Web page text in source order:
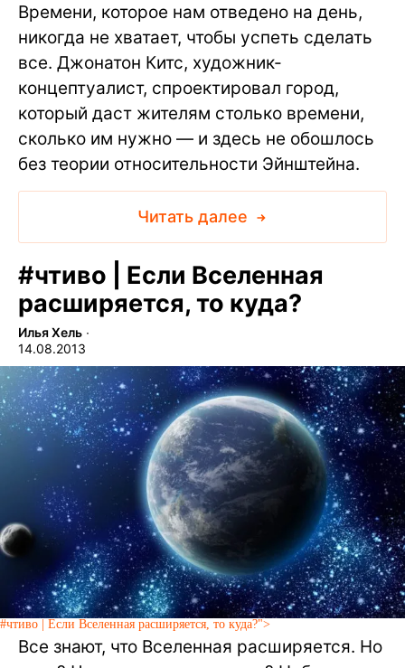
Времени, которое нам отведено на день,
никогда не хватает, чтобы успеть сделать
все. Джонатон Китс, художник-
концептуалист, спроектировал город,
который даст жителям столько времени,
сколько им нужно — и здесь не обошлось
без теории относительности Эйнштейна.
Читать далее
#чтиво | Если Вселенная
расширяется, то куда?
Илья Хель ∙
14.08.2013
#чтиво | Если Вселенная расширяется, то куда?">
Все знают, что Вселенная расширяется. Но